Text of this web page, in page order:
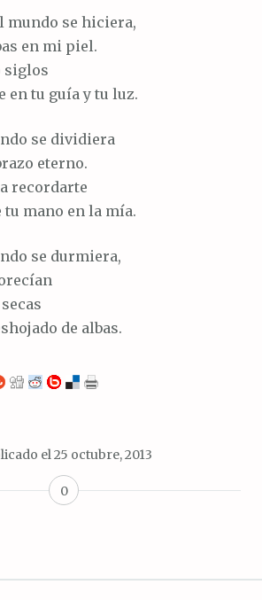
mundo se hiciera,
en mi piel.
siglos
en tu guía y tu luz.
se dividiera
eterno.
recordarte
mano en la mía.
se durmiera,
de albas.
el 25 octubre, 2013
0